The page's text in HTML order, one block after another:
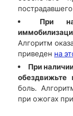
При
Алгоритм
приведен на
При
обездвижьте
боль.
при ожогах